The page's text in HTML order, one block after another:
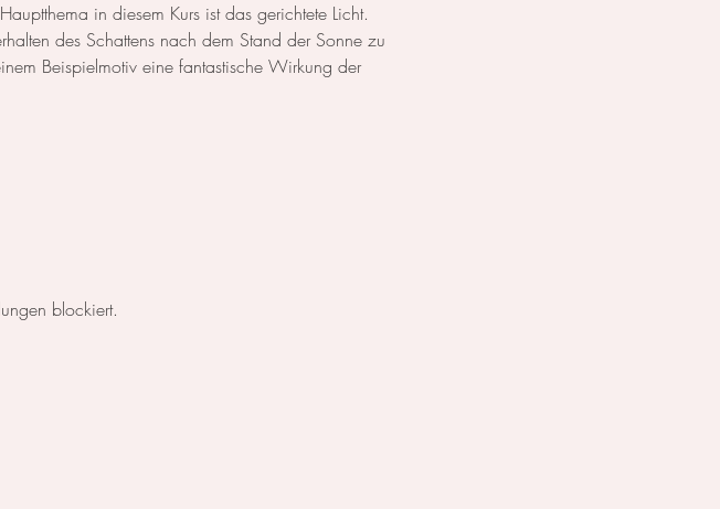
in diesem Kurs ist das gerichtete Licht.
des Schattens nach dem Stand der Sonne zu
Beispielmotiv eine fantastische Wirkung der
blockiert.